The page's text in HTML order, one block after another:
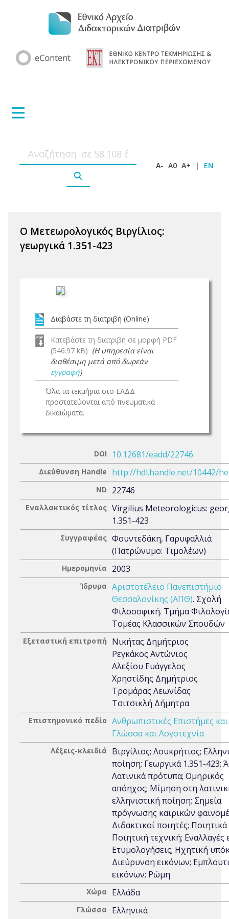
A- A0 A+ | EN
Ο Μετεωρολογικός Βιργίλιος:
γεωργικά 1.351-423
Διαβάστε τη διατριβή (Online)
Κατεβάστε τη διατριβή σε μορφή PDF
(546.97 kB) (Η υπηρεσία είναι
διαθέσιμη μετά από δωρεάν
εγγραφή)
Όλα τα τεκμήρια στο ΕΑΔΔ
προστατεύονται από πνευματικά
δικαιώματα.
DOI 10.12681/eadd/22746
Διεύθυνση Handle http://hdl.handle.net/10442/
ND 22746
Εναλλακτικός τίτλος Virgilius Meteorologicus:
1.351-423
Συγγραφέας Φουντεδάκη, Γαρυφαλλιά
(Πατρώνυμο: Τιμολέων)
Ημερομηνία 2003
Ίδρυμα Αριστοτέλειο Πανεπιστήμιο
Θεσσαλονίκης (ΑΠΘ). Σχολή
Φιλοσοφική. Τμήμα
Τομέας Κλασσικών Σπουδών
Εξεταστική επιτροπή
Νικήτας Δημήτριος
Ρεγκάκος Αντώνιος
Αλεξίου Ευάγγελος
Χρηστίδης Δημήτριος
Τρομάρας Λεωνίδας
Τσιτσικλή Δήμητρα
Επιστημονικό πεδίο Ανθρωπιστικές Επιστήμες
Γλώσσα και Λογοτεχνία
Λέξεις-κλειδιά
Βιργίλιος; Λουκρήτιος;
ποίηση; Γεωργικά 1.351-423;
Λατινικά πρότυπα; Ομηρικός
απόηχος; Μίμηση στη
ελληνιστική ποίηση; Σημεία
πρόγνωσης καιρικών
Διδακτικοί ποιητές;
Ποιητική τεχνική; Εναλλαγές
Ετυμολογήσεις; Ηχητική
Διεύρυνση εικόνων;
εικόνων; Ρώμη
Χώρα Ελλάδα
Γλώσσα Ελληνικά